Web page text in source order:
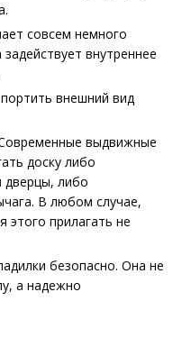
совсем немного
внутреннее
внешний вид
выдвижные
доску либо
дверцы, либо
В любом случае,
этого прилагать не
безопасно. Она не
а надежно